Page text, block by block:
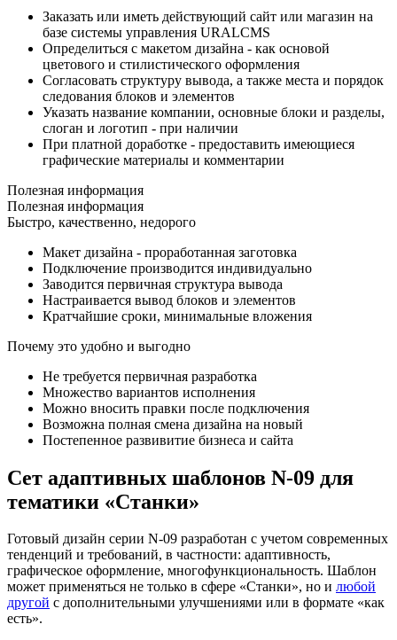
Заказать или иметь действующий сайт или магазин на
базе системы управления URALCMS
Определиться с макетом дизайна - как основой
цветового и стилистического оформления
Согласовать структуру вывода, а также места и порядок
следования блоков и элементов
Указать название компании, основные блоки и разделы,
слоган и логотип - при наличии
При платной доработке - предоставить имеющиеся
графические материалы и комментарии
Полезная информация
Полезная информация
Быстро, качественно, недорого
Макет дизайна - проработанная заготовка
Подключение производится индивидуально
Заводится первичная структура вывода
Настраивается вывод блоков и элементов
Кратчайшие сроки, минимальные вложения
Почему это удобно и выгодно
Не требуется первичная разработка
Множество вариантов исполнения
Можно вносить правки после подключения
Возможна полная смена дизайна на новый
Постепенное развивитие бизнеса и сайта
Сет адаптивных шаблонов N-09 для
тематики «Станки»
Готовый дизайн серии N-09 разработан с учетом современных
тенденций и требований, в частности: адаптивность,
графическое оформление, многофункциональность. Шаблон
может применяться не только в сфере «Станки», но и любой
другой с дополнительными улучшениями или в формате «как
есть».